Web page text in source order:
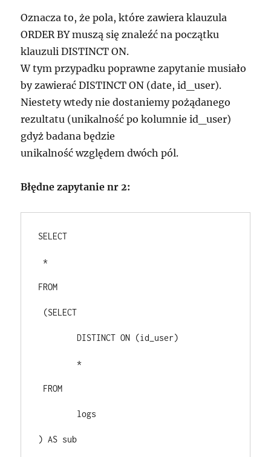
Oznacza to, że pola, które zawiera klauzula
ORDER BY muszą się znaleźć na początku
klauzuli DISTINCT ON.
W tym przypadku poprawne zapytanie musiało
by zawierać DISTINCT ON (date, id_user).
Niestety wtedy nie dostaniemy pożądanego
rezultatu (unikalność po kolumnie id_user)
gdyż badana będzie
unikalność względem dwóch pól.
Błędne zapytanie nr 2:
SELECT
*
FROM
(SELECT
DISTINCT ON (id_user)
*
FROM
logs
) AS sub